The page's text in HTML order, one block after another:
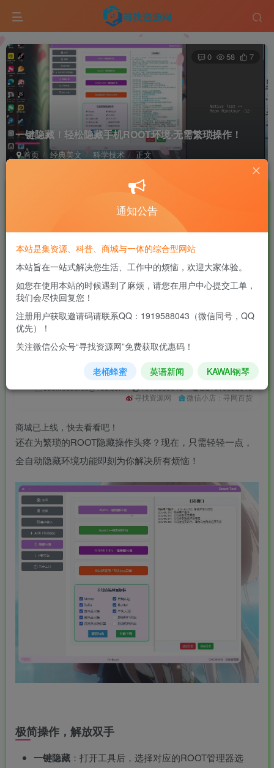
一键隐藏！轻松隐藏手机ROOT环境·无需繁琐操作！
首页 经典美文 科学技术 正文
0 58 7
极好 · 1000
此内容为付费资源，请付费后查看
5
黄金会员免费 钻石会员免费
立即购买
您当前未登录！建议登陆后购买，可保存购买订单
seekresource@163.com
1919588043
QQ1919588043
寻找资源网
微信小店：寻网百货
商城已上线，快去看看吧！
还在为繁琐的ROOT隐藏操作头疼？现在，只需轻轻一点，
全自动隐藏环境功能即刻为你解决所有烦恼！
极简操作，解放双手
一键隐藏 ：打开工具后，选择对应的ROOT管理器选
通知公告
本站是集资源、科普、商城与一体的综合型网站
本站旨在一站式解决您生活、工作中的烦恼，欢迎大家体验。
如您在使用本站的时候遇到了麻烦，请您在用户中心提交工单，
我们会尽快回复您！
注册用户获取邀请码请联系QQ：1919588043（微信同号，QQ
优先）！
关注微信公众号“寻找资源网”免费获取优惠码！
老桶蜂蜜 英语新闻 KAWAI钢琴